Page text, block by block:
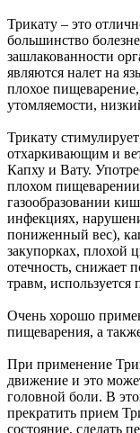
Трикату – это
большинство
зашлакованности
являются налет на
плохое
утомляемости,
Трикату
отхаркивающим и
Капху и Вату.
плохом
газообразовании
инфекциях,
пониженный вес),
закупорках, плохой
отечность, снижает
травм, используется
Очень хорошо
пищеварения, а
При применение
движение и это
головной боли. В
прекратить прием
состояние, сделать